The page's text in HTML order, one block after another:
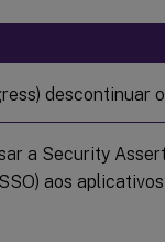
descontinuar
a Security
aos